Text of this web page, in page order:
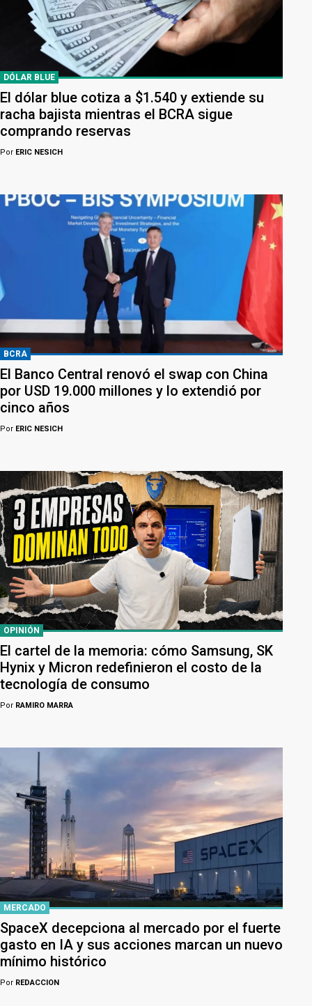
DÓLAR BLUE
El dólar blue cotiza a $1.540 y extiende su
racha bajista mientras el BCRA sigue
comprando reservas
Por ERIC NESICH
BCRA
El Banco Central renovó el swap con China
por USD 19.000 millones y lo extendió por
cinco años
Por ERIC NESICH
OPINIÓN
El cartel de la memoria: cómo Samsung, SK
Hynix y Micron redefinieron el costo de la
tecnología de consumo
Por RAMIRO MARRA
MERCADO
SpaceX decepciona al mercado por el fuerte
gasto en IA y sus acciones marcan un nuevo
mínimo histórico
Por REDACCION